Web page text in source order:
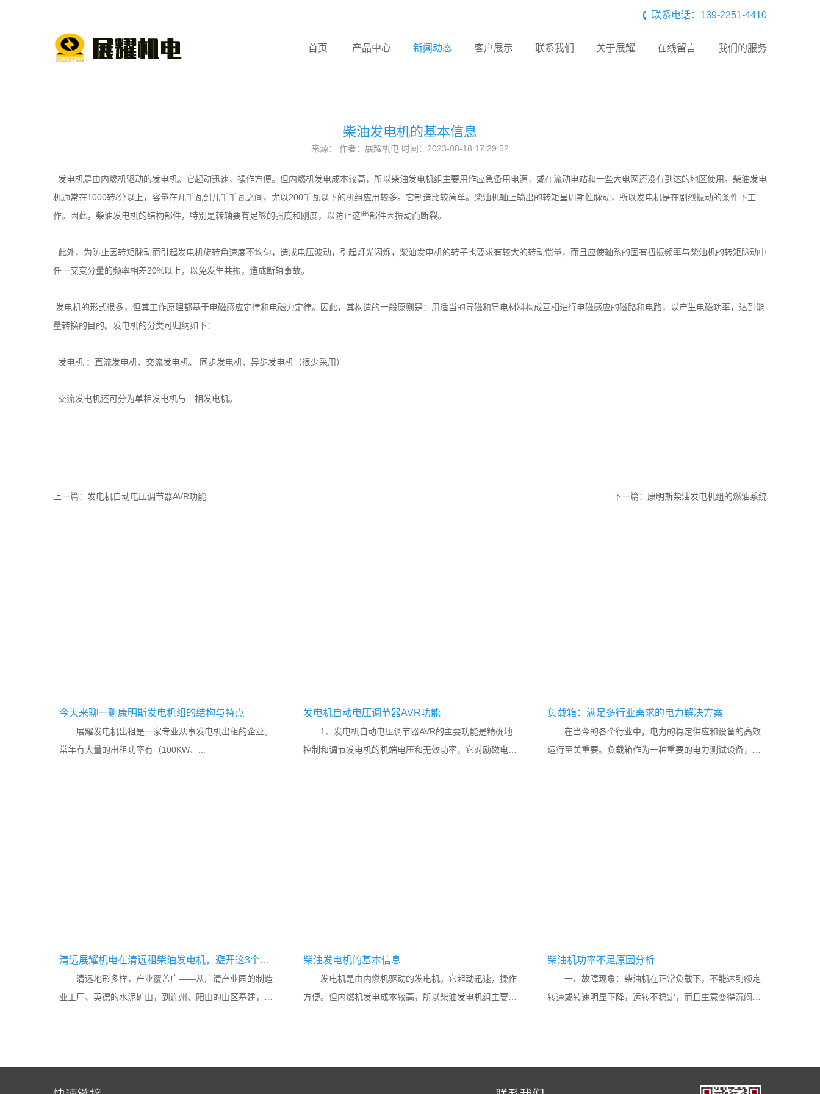
联系电话：139-2251-4410
首页 产品中心 新闻动态 客户展示 联系我们 关于展耀 在线留言 我们的服务
柴油发电机的基本信息
来源： 作者：展耀机电 时间：2023-08-18 17:29:52
发电机是由内燃机驱动的发电机。它起动迅速，操作方便。但内燃机发电成本较高，所以柴油发电机组主要用作应急备用电源，或在流动电站和一些大电网还没有到达的地区使用。柴油发电
机通常在1000转/分以上，容量在几千瓦到几千千瓦之间，尤以200千瓦以下的机组应用较多。它制造比较简单。柴油机轴上输出的转矩呈周期性脉动，所以发电机是在剧烈振动的条件下工
作。因此，柴油发电机的结构部件，特别是转轴要有足够的强度和刚度，以防止这些部件因振动而断裂。
此外，为防止因转矩脉动而引起发电机旋转角速度不均匀，造成电压波动，引起灯光闪烁，柴油发电机的转子也要求有较大的转动惯量，而且应使轴系的固有扭振频率与柴油机的转矩脉动中
任一交变分量的频率相差20%以上，以免发生共振，造成断轴事故。
发电机的形式很多，但其工作原理都基于电磁感应定律和电磁力定律。因此，其构造的一般原则是：用适当的导磁和导电材料构成互相进行电磁感应的磁路和电路，以产生电磁功率，达到能
量转换的目的。发电机的分类可归纳如下：
发电机 ：直流发电机、交流发电机、 同步发电机、异步发电机（很少采用）
交流发电机还可分为单相发电机与三相发电机。
上一篇： 发电机自动电压调节器AVR功能 下一篇： 康明斯柴油发电机组的燃油系统
今天来聊一聊康明斯发电机组的结构与特点
展耀发电机出租是一家专业从事发电机出租的企业。
常年有大量的出租功率有（100KW、...
发电机自动电压调节器AVR功能
1、发电机自动电压调节器AVR的主要功能是精确地
控制和调节发电机的机端电压和无效功率，它对励磁电压
负载箱：满足多行业需求的电力解决方案
在当今的各个行业中，电力的稳定供应和设备的高效
运行至关重要。负载箱作为一种重要的电力测试设备，为
清远展耀机电在清远租柴油发电机，避开这3个专业误区，不花冤枉钱
清远地形多样，产业覆盖广——从广清产业园的制造
业工厂、英德的水泥矿山，到连州、阳山的山区基建，再
柴油发电机的基本信息
发电机是由内燃机驱动的发电机。它起动迅速，操作
方便。但内燃机发电成本较高，所以柴油发电机组主要用
柴油机功率不足原因分析
一、故障现象：柴油机在正常负载下，不能达到额定
转速或转速明显下降，运转不稳定，而且生意变得沉闷无